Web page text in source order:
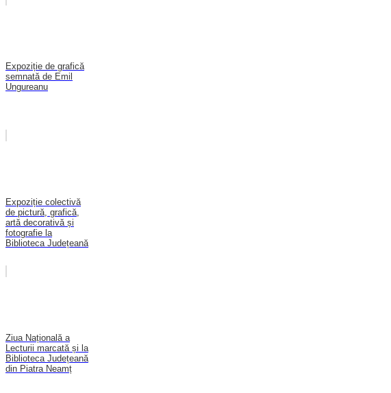
Expoziție de grafică
semnată de Emil
Ungureanu
Expoziție colectivă
de pictură, grafică,
artă decorativă și
fotografie la
Biblioteca Județeană
Ziua Națională a
Lecturii marcată și la
Biblioteca Județeană
din Piatra Neamț